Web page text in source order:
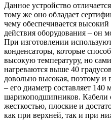
Данное устройство
тому же оно обладает
чему обеспечивается
действия оборудования – он
При изготовлении
конденсаторы, которые
высокую температуру, но
нагреваются выше 40
довольно высокая, поэтому и
– его диаметр составляет 140
шарикоподшипников. Кабели
жесткостью, плоские и
как при верхней, так и при